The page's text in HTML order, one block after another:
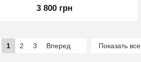
3 800 грн
1 2 3 Вперед Показать все